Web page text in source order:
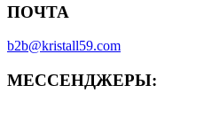
ПОЧТА
b2b@kristall59.com
МЕССЕНДЖЕРЫ: